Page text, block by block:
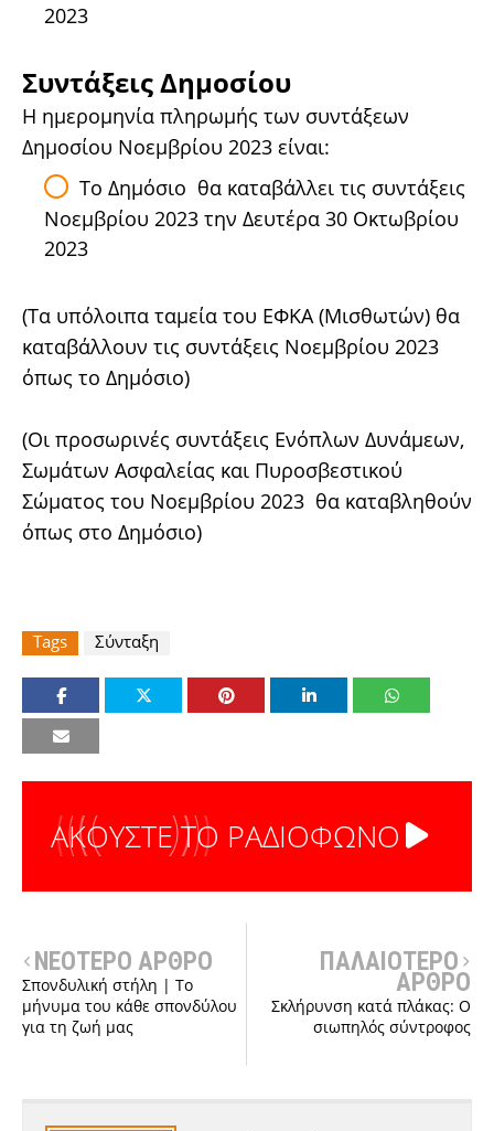
2023
Συντάξεις Δημοσίου
H ημερομηνία πληρωμής των συντάξεων
Δημοσίου Νοεμβρίου 2023 είναι:
Το Δημόσιο θα καταβάλλει τις συντάξεις
Νοεμβρίου 2023 την Δευτέρα 30 Οκτωβρίου
2023
(Τα υπόλοιπα ταμεία του ΕΦΚΑ (Μισθωτών) θα
καταβάλλουν τις συντάξεις Νοεμβρίου 2023
όπως το Δημόσιο)
(Οι προσωρινές συντάξεις Ενόπλων Δυνάμεων,
Σωμάτων Ασφαλείας και Πυροσβεστικού
Σώματος του Νοεμβρίου 2023 θα καταβληθούν
όπως στο Δημόσιο)
Tags Σύνταξη
ΑΚΟΥΣΤΕ ΤΟ ΡΑΔΙΟΦΩΝΟ
ΝΕΟΤΕΡΟ ΑΡΘΡΟ
Σπονδυλική στήλη | Το
μήνυμα του κάθε σπονδύλου
για τη ζωή μας
ΠΑΛΑΙΟΤΕΡΟ
ΑΡΘΡΟ
Σκλήρυνση κατά πλάκας: Ο
σιωπηλός σύντροφος